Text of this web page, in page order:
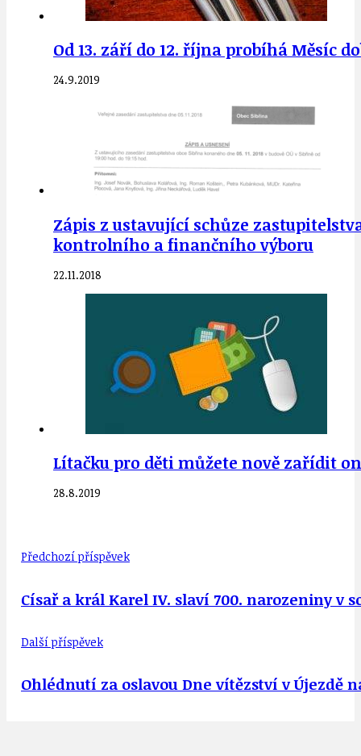
Od 13. září do 12. října probíhá Měsíc
24.9.2019
Zápis z ustavující schůze
kontrolního a finančního výboru
22.11.2018
Lítačku pro děti můžete nově zařídit
28.8.2019
Předchozí příspěvek
Císař a král Karel IV. slaví 700. narozeniny v
Další příspěvek
Ohlédnutí za oslavou Dne vítězství v Újezdě